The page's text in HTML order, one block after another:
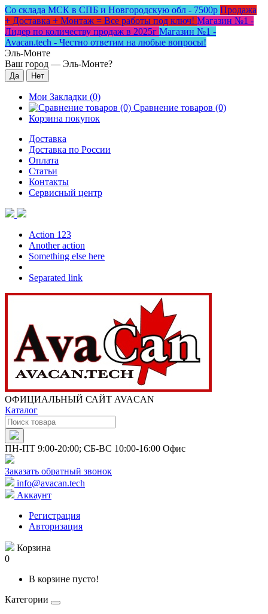
Со склада МСК в СПБ и Новгородскую обл - 7500р Продажа
+ Доставка + Монтаж = Все работы под ключ! Магазин №1 -
Лидер по количеству продаж в 2025г Магазин №1 -
Avacan.tech - Честно ответим на любые вопросы!
Эль-Монте
Ваш город — Эль-Монте?
Мои Закладки (0)
Сравнение товаров (0)
Корзина покупок
Доставка
Доставка по России
Оплата
Статьи
Контакты
Сервисный центр
Action 123
Another action
Something else here
Separated link
ОФИЦИАЛЬНЫЙ САЙТ AVACAN
Каталог
ПН-ПТ 9:00-20:00; СБ-ВС 10:00-16:00 Офис
Заказать обратный звонок
info@avacan.tech
Аккаунт
Регистрация
Авторизация
Корзина
0
В корзине пусто!
Категории